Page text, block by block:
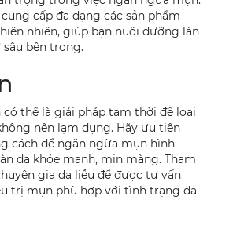
cấp đa dạng các sản phẩm
nhiên, giúp bạn nuôi dưỡng làn
bên trong.
có thể là giải pháp tạm thời để loại
nên lạm dụng. Hãy ưu tiên
cách để ngăn ngừa mụn hình
da khỏe mạnh, mịn màng. Tham
gia da liễu để được tư vấn
trị mụn phù hợp với tình trạng da